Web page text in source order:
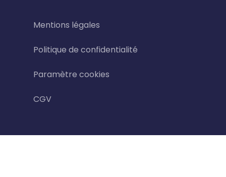
Mentions légales
Politique de confidentialité
Paramètre cookies
CGV